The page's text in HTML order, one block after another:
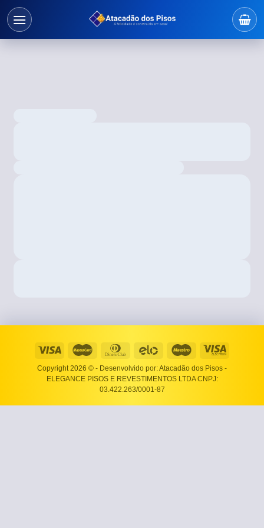
Copyright 2026 © - Desenvolvido por: Atacadão dos Pisos -
ELEGANCE PISOS E REVESTIMENTOS LTDA CNPJ:
03.422.263/0001-87